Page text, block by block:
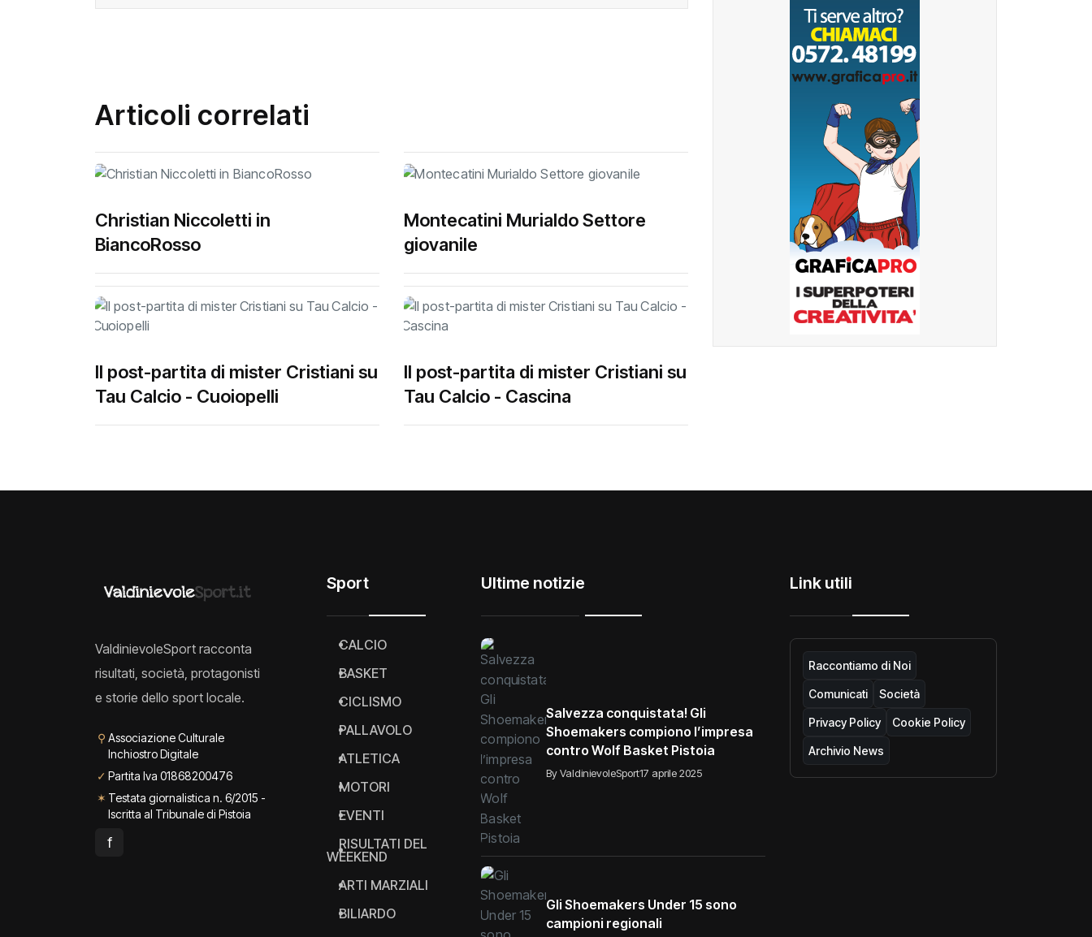
Articoli correlati
Christian Niccoletti in
BiancoRosso
Montecatini Murialdo Settore
giovanile
Il post-partita di mister Cristiani su
Tau Calcio - Cuoiopelli
Il post-partita di mister Cristiani su
Tau Calcio - Cascina
ValdinievoleSport racconta
risultati, società, protagonisti
e storie dello sport locale.
⚲ Associazione Culturale
Inchiostro Digitale
✓ Partita Iva 01868200476
✶ Testata giornalistica n. 6/2015 -
Iscritta al Tribunale di Pistoia
f
Sport
CALCIO
BASKET
CICLISMO
PALLAVOLO
ATLETICA
MOTORI
EVENTI
RISULTATI DEL
WEEKEND
ARTI MARZIALI
BILIARDO
Ultime notizie
Salvezza conquistata! Gli
Shoemakers compiono l’impresa
contro Wolf Basket Pistoia
By ValdinievoleSport17 aprile 2025
Gli Shoemakers Under 15 sono
campioni regionali
Link utili
Raccontiamo di Noi
Comunicati Società
Privacy Policy Cookie Policy
Archivio News